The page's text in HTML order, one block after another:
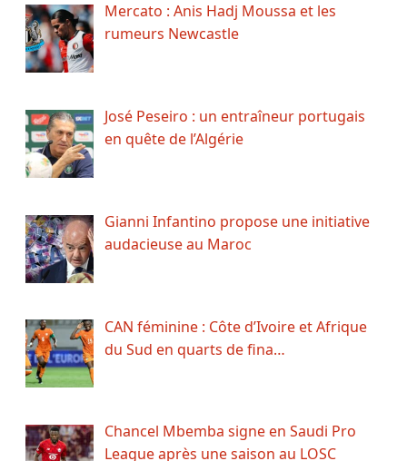
Mercato : Anis Hadj Moussa et les
rumeurs Newcastle
José Peseiro : un entraîneur portugais
en quête de l’Algérie
Gianni Infantino propose une initiative
audacieuse au Maroc
CAN féminine : Côte d’Ivoire et Afrique
du Sud en quarts de fina…
Chancel Mbemba signe en Saudi Pro
League après une saison au LOSC